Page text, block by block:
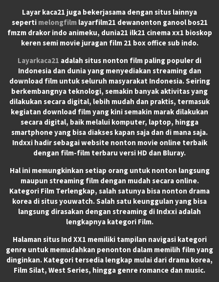
Layar kaca21 juga bekerjasama dengan situs lainnya
seperti melongfilmlayarfilm21 dewanonton ganool bos21
fmzm drakor indo animeku, dunia21 ilk21 cinema xx1 bioskop
keren semi movie juragan film 21 box office sub indo.
Layarkaca21 adalah situs nonton film paling populer di
Indonesia dan dunia yang menyediakan streaming dan
download film untuk seluruh masyarakat Indonesia. Seiring
berkembangnya teknologi, semakin banyak aktivitas yang
dilakukan secara digital, lebih mudah dan praktis, termasuk
kegiatan download film yang kini semakin marak dilakukan
secara digital, baik melalui komputer, laptop, hingga
smartphone yang bisa diakses kapan saja dan di mana saja.
Indxxi hadir sebagai website nonton movie online terbaik
dengan film-film terbaru versi HD dan Bluray.
Hal ini memungkinkan setiap orang untuk nonton langsung
maupun streaming film dengan mudah secara online.
Kategori Film Terlengkap, salah satunya bisa nonton drama
korea di situs youwatch. Salah satu keunggulan yang bisa
langsung dirasakan dengan streaming di Indxxi adalah
lengkapnya kategori Film.
Halaman situs Ind XX1 memiliki tampilan navigasi kategori
genre untuk memudahkan penonton dalam memilih film yang
dinginkan. Kategori tersedia lengkap mulai dari drama korea,
Film Silat, West Series, hingga genre romance dan music.